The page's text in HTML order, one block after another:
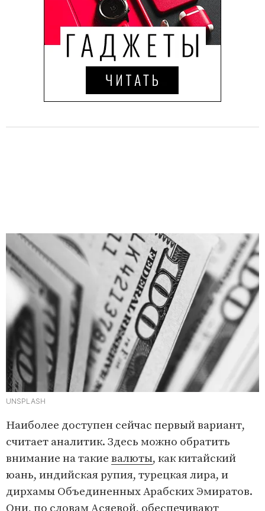
UNSPLASH
Наиболее доступен сейчас первый вариант,
считает аналитик. Здесь можно обратить
внимание на такие валюты, как китайский
юань, индийская рупия, турецкая лира, и
дирхамы Объединенных Арабских Эмиратов.